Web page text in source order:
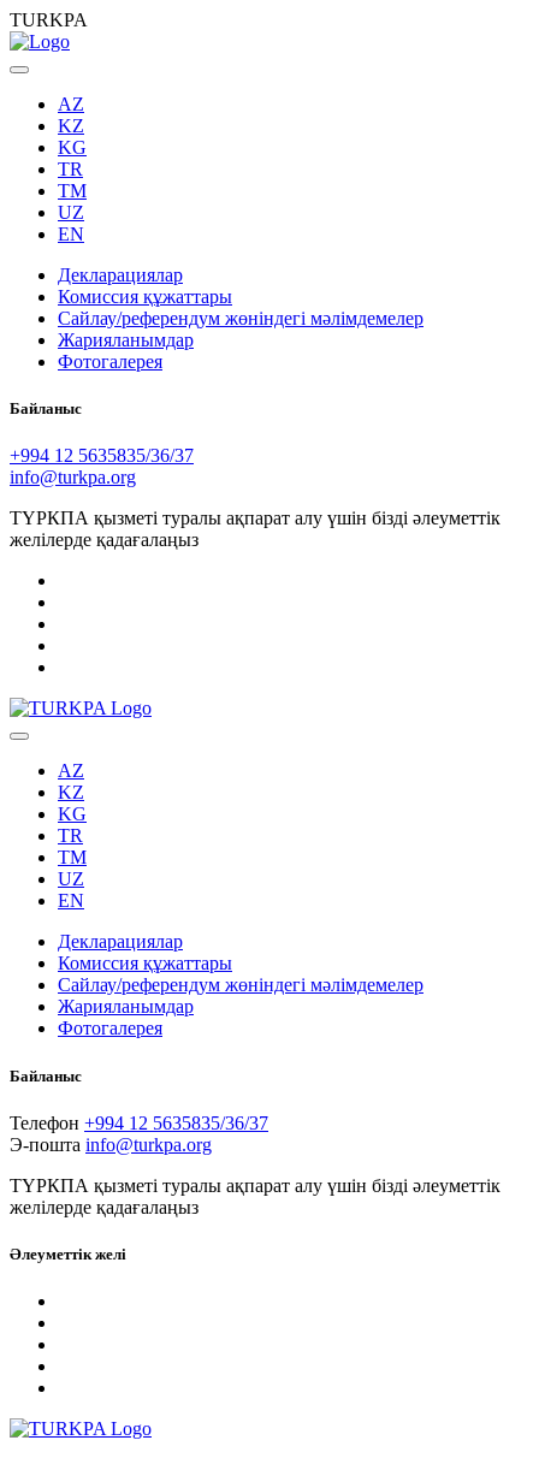
TURKPA
AZ
KZ
KG
TR
TM
UZ
EN
Декларациялар
Комиссия құжаттары
Сайлау/референдум жөніндегі мәлімдемелер
Жарияланымдар
Фотогалерея
Байланыс
+994 12 5635835/36/37
info@turkpa.org
ТҮРКПА қызметі туралы ақпарат алу үшін бізді әлеуметтік
желілерде қадағалаңыз
AZ
KZ
KG
TR
TM
UZ
EN
Декларациялар
Комиссия құжаттары
Сайлау/референдум жөніндегі мәлімдемелер
Жарияланымдар
Фотогалерея
Байланыс
Телефон +994 12 5635835/36/37
Э-пошта info@turkpa.org
ТҮРКПА қызметі туралы ақпарат алу үшін бізді әлеуметтік
желілерде қадағалаңыз
Әлеуметтік желі